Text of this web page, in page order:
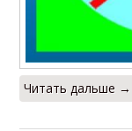
Читать дальше →